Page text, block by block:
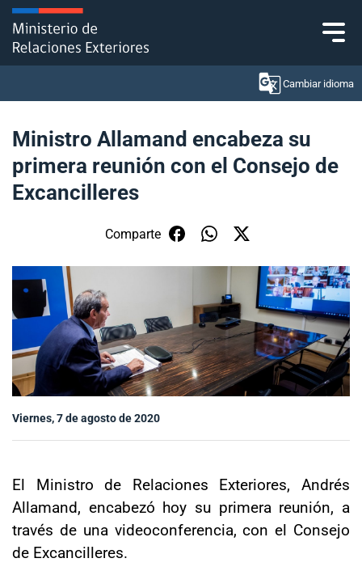
Click acá para ir directamente al contenido
Cambiar idioma
Ministerio
Política Exterior
Embajadas y consulados
Servicios ciudadanos
Subsecretaría de Relaciones Económicas
Internacionales
Sala de prensa
Ministro Allamand encabeza su
primera reunión con el Consejo de
Excancilleres
Comparte
Viernes, 7 de agosto de 2020
El Ministro de Relaciones Exteriores, Andrés
Allamand, encabezó hoy su primera reunión, a
través de una videoconferencia, con el Consejo
de Excancilleres.